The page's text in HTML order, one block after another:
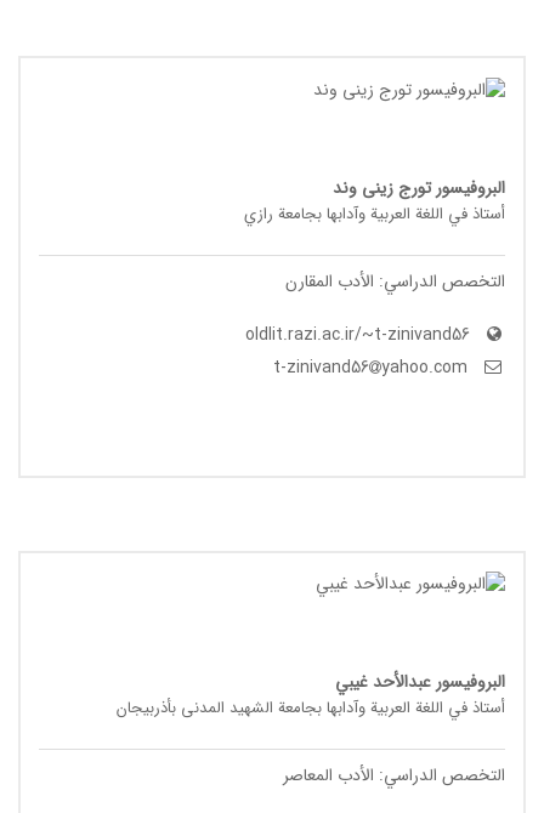
البروفيسور تورج زینی وند
أستاذ في اللغة العربیة وآدابها بجامعة رازي
التخصص الدراسي: الأدب المقارن
oldlit.razi.ac.ir/~t-zinivand56
yahoo.com
البروفيسور عبدالأحد غیبي
أستاذ في اللغة العربیة وآدابها بجامعة الشهید المدنی بأذربیجان
التخصص الدراسي: الأدب المعاصر